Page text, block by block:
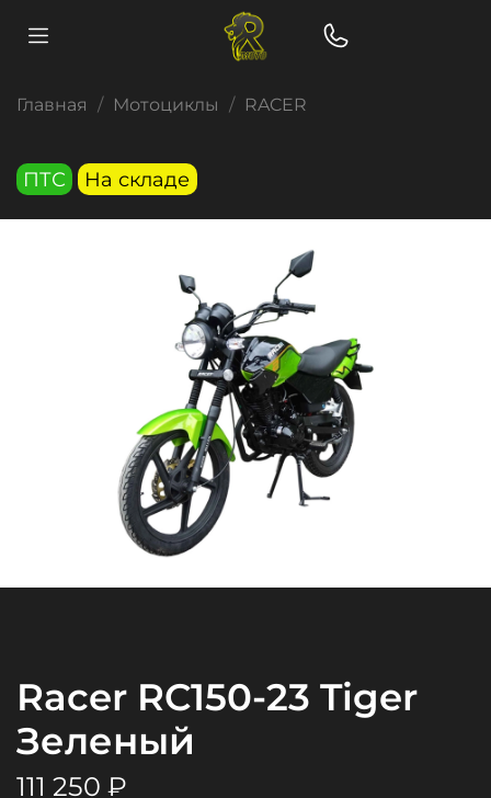
Главная Мотоциклы RACER
ПТС На складе
Racer RC150-23 Tiger
Зеленый
111 250 ₽